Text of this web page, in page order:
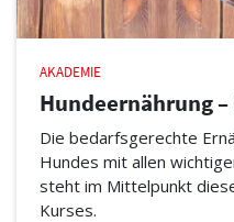
AKADEMIE
Hundeernährung
Die bedarfsgerechte
Hundes mit allen
steht im Mittelpunkt
Kurses.